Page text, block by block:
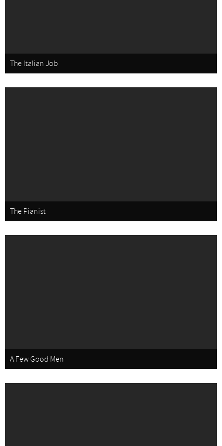
The Italian Job
The Pianist
A Few Good Men